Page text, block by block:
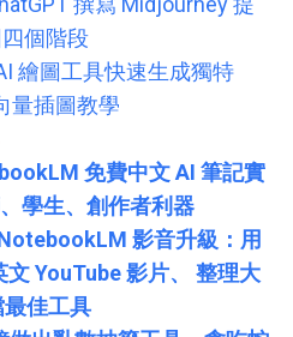
個階段
繪圖工具快速生成獨特
量插圖教學
免費中文 AI 筆記實
學生、創作者利器
影音升級：用
文 YouTube 影片、 整理大
佳工具